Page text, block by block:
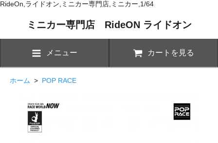
RideOn,ライドオン,ミニカー専門店,ミニカー,1/64
ミニカー専門店 RideON ライドオン
メニュー カートを見る
ホーム > POP RACE